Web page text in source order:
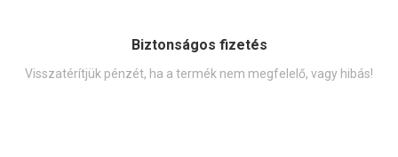
Biztonságos fizetés
Visszatérítjük pénzét, ha a termék nem megfelelő, vagy hibás!